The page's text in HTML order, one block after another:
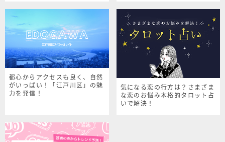
都心からアクセスも良く、自然
がいっぱい！「江戸川区」の魅
力を発信！
気になる恋の行方は？さまざま
な恋のお悩み本格的タロット占
いで解決！